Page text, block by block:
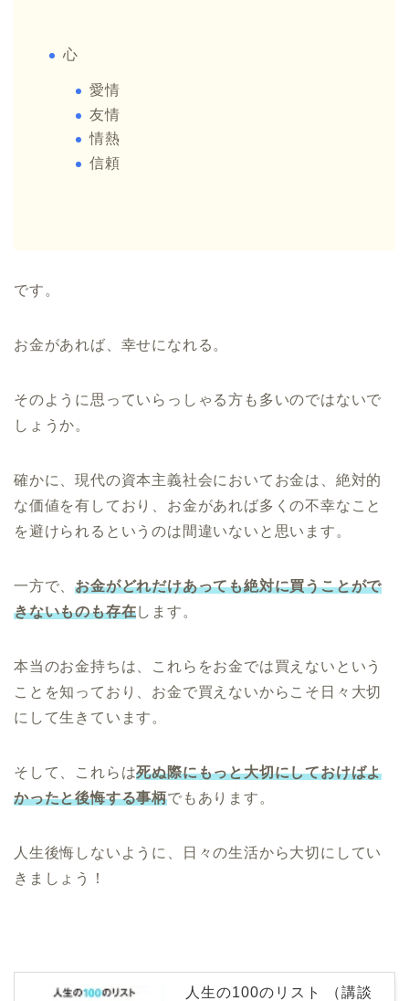
心
愛情
友情
情熱
信頼
です。
お金があれば、幸せになれる。
そのように思っていらっしゃる方も多いのではないで
しょうか。
確かに、現代の資本主義社会においてお金は、絶対的
な価値を有しており、お金があれば多くの不幸なこと
を避けられるというのは間違いないと思います。
一方で、お金がどれだけあっても絶対に買うことがで
きないものも存在します。
本当のお金持ちは、これらをお金では買えないという
ことを知っており、お金で買えないからこそ日々大切
にして生きています。
そして、これらは死ぬ際にもっと大切にしておけばよ
かったと後悔する事柄でもあります。
人生後悔しないように、日々の生活から大切にしてい
きましょう！
人生の100のリスト （講談